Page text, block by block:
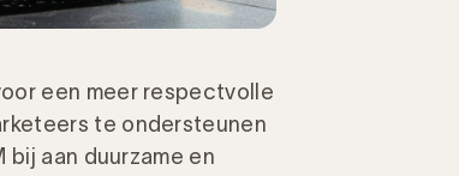
een meer respectvolle
te ondersteunen
aan duurzame en